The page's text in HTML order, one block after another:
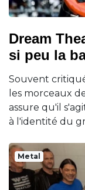
Dream
si peu la
Souvent
les morceaux
assure qu'il
à l'identité du
Metal